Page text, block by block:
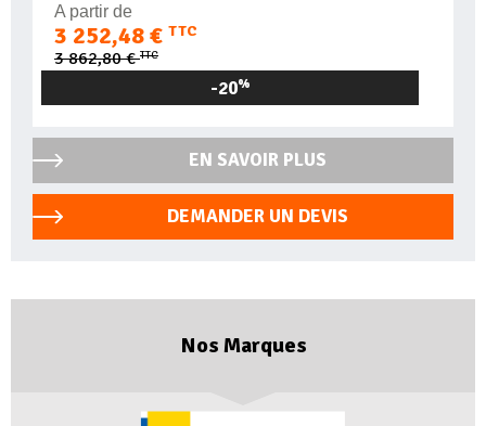
A partir de
3 252,48 € TTC
3 862,80 €TTC
-20%
EN SAVOIR PLUS
DEMANDER UN DEVIS
Nos Marques